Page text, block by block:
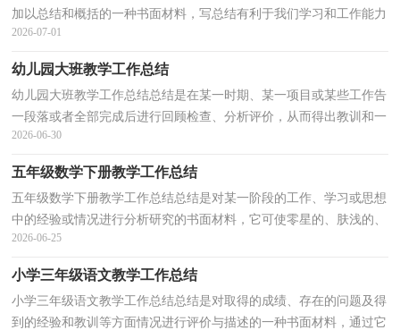
加以总结和概括的一种书面材料，写总结有利于我们学习和工作能力
的提高，让我们好好写一份总结吧。那么总结要注...
2026-07-01
幼儿园大班教学工作总结
幼儿园大班教学工作总结总结是在某一时期、某一项目或某些工作告
一段落或者全部完成后进行回顾检查、分析评价，从而得出教训和一
些规律性认识的一种书面材料，他能够提升我们的...
2026-06-30
五年级数学下册教学工作总结
五年级数学下册教学工作总结总结是对某一阶段的工作、学习或思想
中的经验或情况进行分析研究的书面材料，它可使零星的、肤浅的、
表面的感性认知上升到全面的、系统的、本质的...
2026-06-25
小学三年级语文教学工作总结
小学三年级语文教学工作总结总结是对取得的成绩、存在的问题及得
到的经验和教训等方面情况进行评价与描述的一种书面材料，通过它